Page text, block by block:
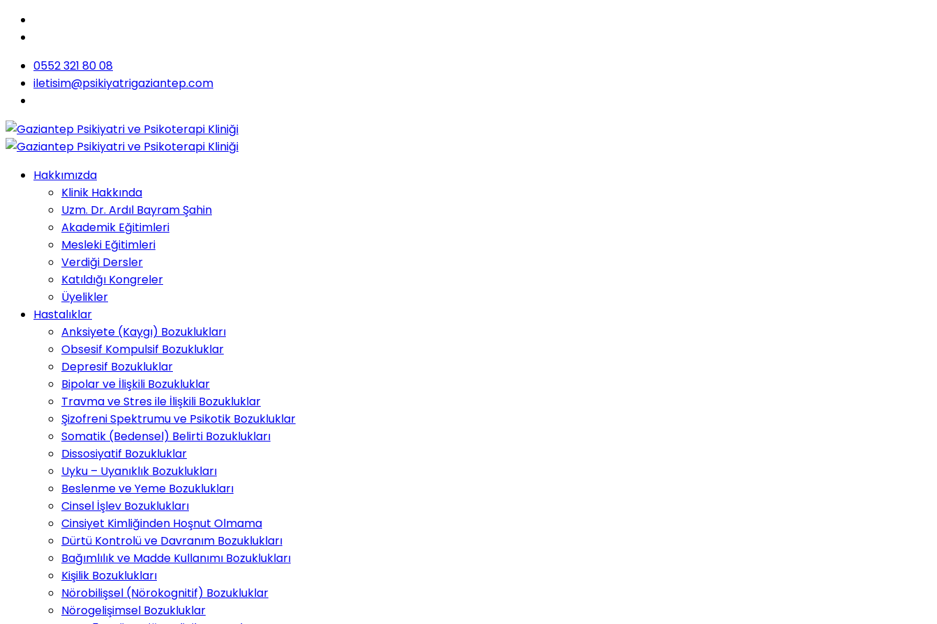
0552 321 80 08
iletisim@psikiyatrigaziantep.com
Hakkımızda
Klinik Hakkında
Uzm. Dr. Ardıl Bayram Şahin
Akademik Eğitimleri
Mesleki Eğitimleri
Verdiği Dersler
Katıldığı Kongreler
Üyelikler
Hastalıklar
Anksiyete (Kaygı) Bozuklukları
Obsesif Kompulsif Bozukluklar
Depresif Bozukluklar
Bipolar ve İlişkili Bozukluklar
Travma ve Stres ile İlişkili Bozukluklar
Şizofreni Spektrumu ve Psikotik Bozukluklar
Somatik (Bedensel) Belirti Bozuklukları
Dissosiyatif Bozukluklar
Uyku – Uyanıklık Bozuklukları
Beslenme ve Yeme Bozuklukları
Cinsel İşlev Bozuklukları
Cinsiyet Kimliğinden Hoşnut Olmama
Dürtü Kontrolü ve Davranım Bozuklukları
Bağımlılık ve Madde Kullanımı Bozuklukları
Kişilik Bozuklukları
Nörobilişsel (Nörokognitif) Bozukluklar
Nörogelişimsel Bozukluklar